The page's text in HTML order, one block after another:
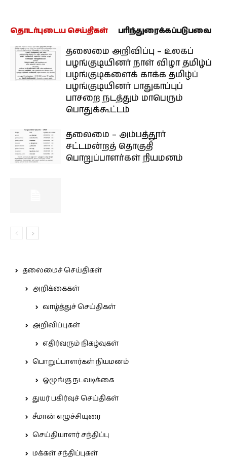
தொடர்புடைய செய்திகள் பரிந்துரைக்கப்படுபவை
தலைமை அறிவிப்பு – உலகப்
பழங்குடியினர் நாள் விழா தமிழ்ப்
பழங்குடிகளைக் காக்க தமிழ்ப்
பழங்குடியினர் பாதுகாப்புப்
பாசறை நடத்தும் மாபெரும்
பொதுக்கூட்டம்
தலைமை – அம்பத்தூர்
சட்டமன்றத் தொகுதி
பொறுப்பாளர்கள் நியமனம்
தலைமைச் செய்திகள்
அறிக்கைகள்
வாழ்த்துச் செய்திகள்
அறிவிப்புகள்
எதிர்வரும் நிகழ்வுகள்
பொறுப்பாளர்கள் நியமனம்
ஒழுங்கு நடவடிக்கை
துயர் பகிர்வுச் செய்திகள்
சீமான் எழுச்சியுரை
செய்தியாளர் சந்திப்பு
மக்கள் சந்திப்புகள்